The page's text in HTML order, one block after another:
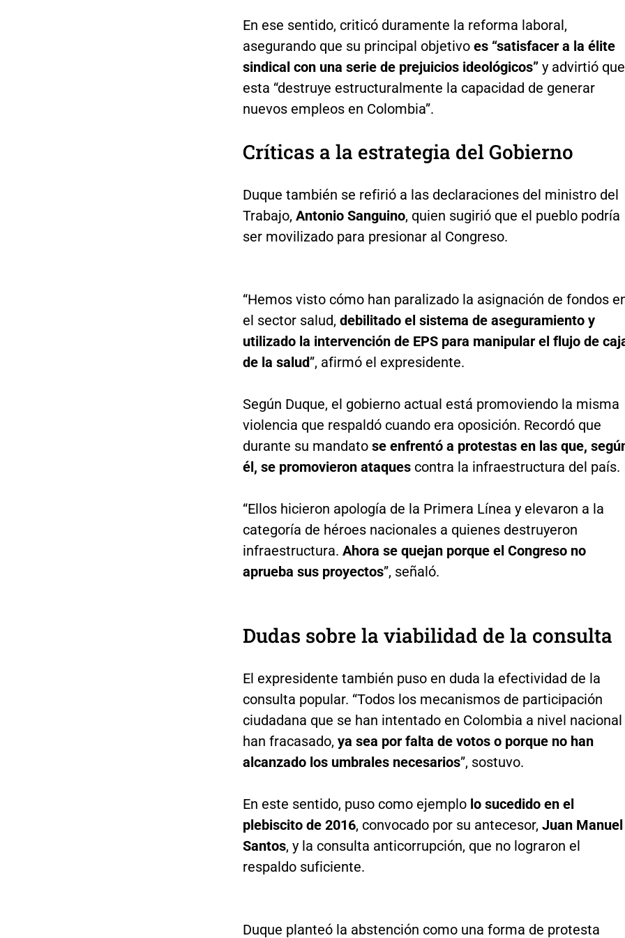
En ese sentido, criticó duramente la reforma laboral,
asegurando que su principal objetivo es “satisfacer a la élite
sindical con una serie de prejuicios ideológicos”y advirtió que
esta “destruye estructuralmente la capacidad de generar
nuevos empleos en Colombia”.
Críticas a la estrategia del Gobierno
Duque también se refirió a las declaraciones del ministro del
Trabajo, Antonio Sanguino, quien sugirió que el pueblo podría
ser movilizado para presionar al Congreso.
“Hemos visto cómo han paralizado la asignación de fondos
el sector salud, debilitado el sistema de aseguramiento y
utilizado la intervención de EPS para manipular el flujo de
de la salud”, afirmó el expresidente.
Según Duque, el gobierno actual está promoviendo la misma
violencia que respaldó cuando era oposición. Recordó que
durante su mandato se enfrentó a protestas en las que,
él, se promovieron ataquescontra la infraestructura del país.
“Ellos hicieron apología de la Primera Línea y elevaron a la
categoría de héroes nacionales a quienes destruyeron
infraestructura. Ahora se quejan porque el Congreso no
aprueba sus proyectos”, señaló.
Dudas sobre la viabilidad de la consulta
El expresidente también puso en duda la efectividad de la
consulta popular. “Todos los mecanismos de participación
ciudadana que se han intentado en Colombia a nivel nacional
han fracasado, ya sea por falta de votos o porque no han
alcanzado los umbrales necesarios”, sostuvo.
En este sentido, puso como ejemplo lo sucedido en el
plebiscito de 2016, convocado por su antecesor, Juan Manuel
Santos, y la consulta anticorrupción, que no lograron el
respaldo suficiente.
Duque planteó la abstención como una forma de protesta